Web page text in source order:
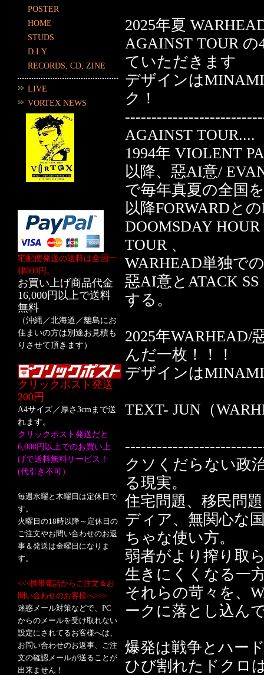
POSTER
HOME
STUDS
D.I.Y
RECORDS, CD, ZINE
LIVE
VORTEX NEWS
宅配便発送の送料は全国一
律800円。
お買い上げ商品代金
16,000円以上で送料
無料
（沖縄／北海道／離島にお
住まいの方は別途お見積も
りさせて頂きます）
クリックポスト発送
200円
A4サイズ／厚さ3cmまで送
れます。
クリックポスト発送だと
6,000円以上でのお買い上
げで送料無料サービス！
(代引き不可）
毎週水曜と木曜日は定休日で
す。
火曜日の18時以降～定休日の
ご注文やお問い合わせのお返
事＆発送は金曜日になりま
す。
<<<携帯電話からご注文＆お
問い合わせのお客様へ>>>
迷惑メール対策などで、PC
からのメールを受け取れない
設定にされてるお客様へは、
お問い合わせのお返事、ご注
文の確認メールが送ることが
出来ません！
2025年夏
AGAINST TOUR
ていただきます
デザインは
ク！
AGAINST TOUR....
1994年 VIOLENT
以降、惡AI意/
で毎年真夏の全国
以降FORWARDと
DOOMSDAY
TOUR 、
WARHEAD単独で
惡AI意とATACK
する。
2025年WARHEAD/
んだ一枚！！！
デザインは
TEXT- JUN（
クソくだらない政
る現実。
住宅問題、移民問
ディア、無関心な
ちゃな使い方。
弱者がより搾り取
生きにくくなる一
それらの苛々を、
ークに落とし込ん
爆発は戦争とハー
ひび割れたドクロ